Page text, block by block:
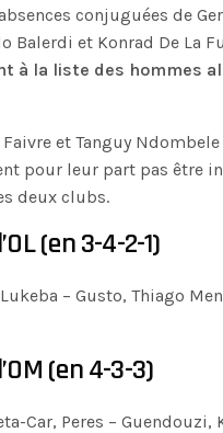
conjuguées de
Balerdi et Konrad De La
à la liste des hommes
et Tanguy
pour leur part pas être
deux clubs.
(en 3-4-2-1)
– Gusto, Thiago
(en 4-3-3)
Car, Peres – Guendouzi,